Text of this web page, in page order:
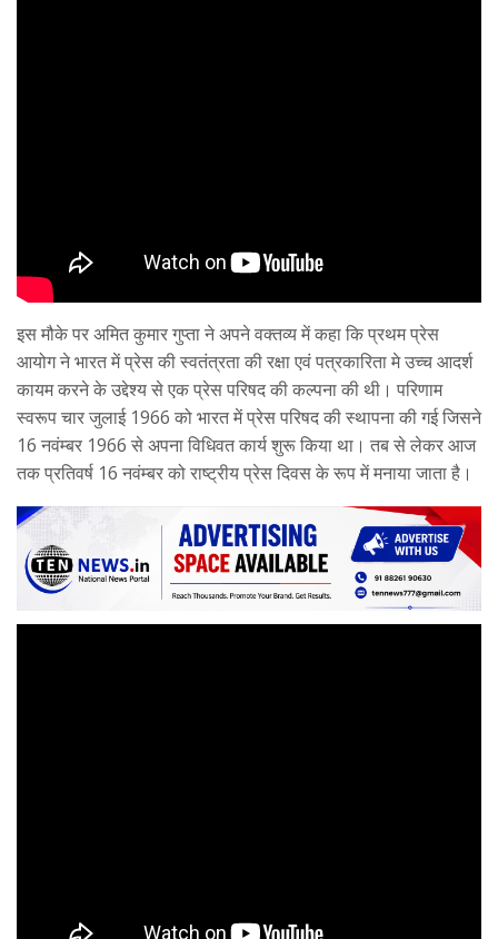
इस मौके पर अमित कुमार गुप्ता ने अपने वक्तव्य में कहा कि प्रथम प्रेस
आयोग ने भारत में प्रेस की स्वतंत्रता की रक्षा एवं पत्रकारिता मे उच्च आदर्श
कायम करने के उद्देश्य से एक प्रेस परिषद की कल्पना की थी। परिणाम
स्वरूप चार जुलाई 1966 को भारत में प्रेस परिषद की स्थापना की गई जिसने
16 नवंम्बर 1966 से अपना विधिवत कार्य शुरू किया था। तब से लेकर आज
तक प्रतिवर्ष 16 नवंम्बर को राष्ट्रीय प्रेस दिवस के रूप में मनाया जाता है।